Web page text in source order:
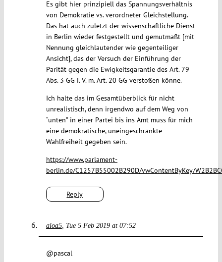
Reply
Es gibt hier prinzipiell das Spannungsverhältnis
von Demokratie vs. verordneter Gleichstellung.
Das hat auch zuletzt der wissenschaftliche Dienst
in Berlin wieder festgestellt und gemutmaßt [mit
Nennung gleichlautender wie gegenteiliger
Ansicht], das der Versuch der Einführung der
Parität gegen die Ewigkeitsgarantie des Art. 79
Abs. 3 GG i. V. m. Art. 20 GG verstoßen könne.
Ich halte das im Gesamtüberblick für nicht
unrealistisch, denn irgendwo auf dem Weg von
“unten” in einer Partei bis ins Amt muss für mich
eine demokratische, uneingeschränkte
Wahlfreiheit gegeben sein.
https://www.parlament-
berlin.de/C1257B55002B290D/vwContentByKey/
aloa5 Tue 5 Feb 2019 at 07:52
@pascal